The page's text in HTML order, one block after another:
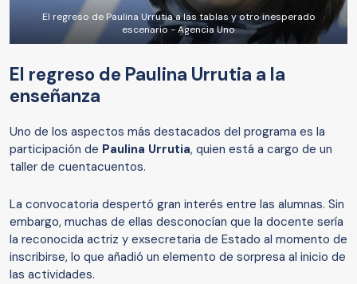
El regreso de Paulina Urrutia a las tablas y otro inesperado
escenario - Agencia Uno
El regreso de Paulina Urrutia a la
enseñanza
Uno de los aspectos más destacados del programa es la
participación de Paulina Urrutia, quien está a cargo de un
taller de cuentacuentos.
La convocatoria despertó gran interés entre las alumnas. Sin
embargo, muchas de ellas desconocían que la docente sería
la reconocida actriz y exsecretaria de Estado al momento de
inscribirse, lo que añadió un elemento de sorpresa al inicio de
las actividades.